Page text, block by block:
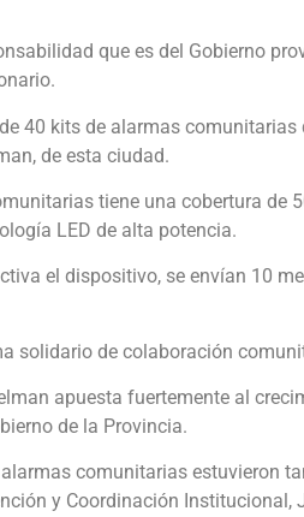
que es del Gobierno
40 kits de alarmas
de esta ciudad.
tiene una cobertura de
LED de alta potencia.
el dispositivo, se envían 10
solidario de colaboración
apuesta fuertemente al
de la Provincia.
comunitarias estuvieron
y Coordinación Institucional,